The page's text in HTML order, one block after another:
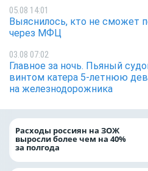
05.08 14:01
Выяснилось, кто не сможет
через МФЦ
03.08 07:02
Главное за ночь. Пьяный
винтом катера 5-летнюю
на железнодорожника
Расходы россиян на ЗОЖ
выросли более чем на 40%
за полгода